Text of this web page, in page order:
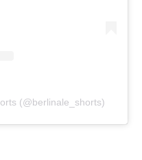
(@berlinale_shorts)